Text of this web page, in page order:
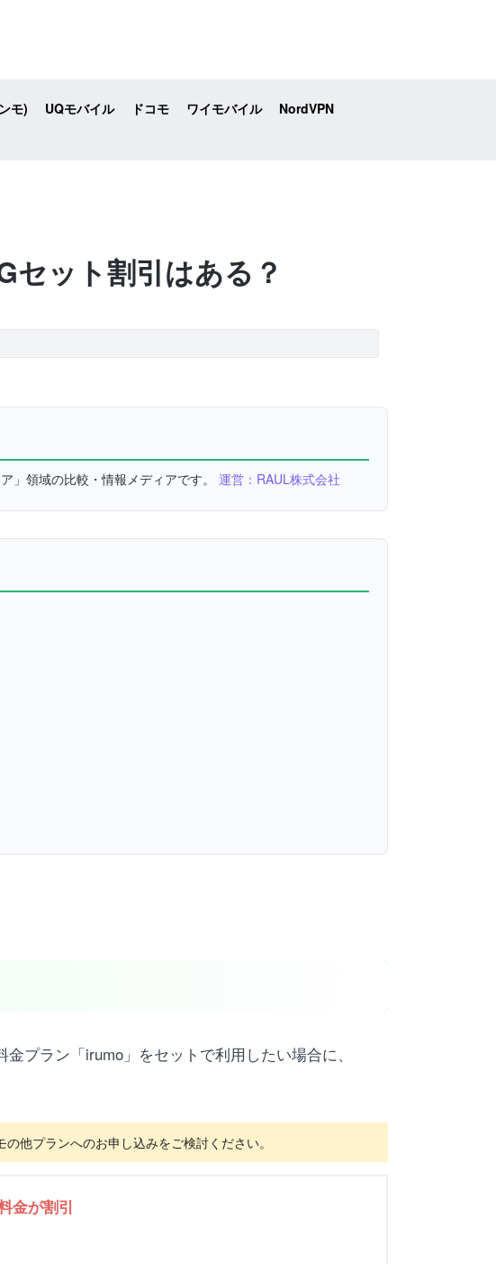
モ) UQモバイル ドコモ ワイモバイル
NordVPN
ット割引はある？
」領域の比較・情報メディアです。 運営：RAUL株式会社
プラン「irumo」をセットで利用したい場合に、
他プランへのお申し込みをご検討ください。
金が割引